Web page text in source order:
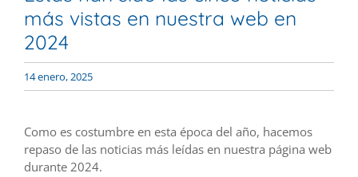
más vistas en nuestra web en
2024
14 enero, 2025
Como es costumbre en esta época del año, hacemos
repaso de las noticias más leídas en nuestra página web
durante 2024.